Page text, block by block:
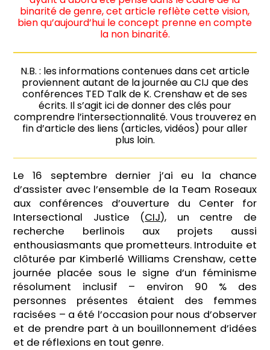
binarité de genre, cet article reflète cette vision,
bien qu’aujourd’hui le concept prenne en compte
la non binarité.
N.B. : les informations contenues dans cet article
proviennent autant de la journée au CIJ que des
conférences TED Talk de K. Crenshaw et de ses
écrits. Il s’agit ici de donner des clés pour
comprendre l’intersectionnalité. Vous trouverez en
fin d’article des liens (articles, vidéos) pour aller
plus loin.
Le 16 septembre dernier j’ai eu la chance
d’assister avec l’ensemble de la Team Roseaux
aux conférences d’ouverture du Center for
Intersectional Justice (CIJ), un centre de
recherche berlinois aux projets aussi
enthousiasmants que prometteurs. Introduite et
clôturée par Kimberlé Williams Crenshaw, cette
journée placée sous le signe d’un féminisme
résolument inclusif – environ 90 % des
personnes présentes étaient des femmes
racisées – a été l’occasion pour nous d’observer
et de prendre part à un bouillonnement d’idées
et de réflexions en tout genre.